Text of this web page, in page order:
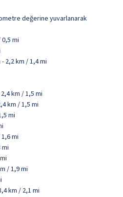
değerine yuvarlanarak
0,5 mi
2,2 km / 1,4 mi
km / 1,5 mi
km / 1,5 mi
mi
mi
/ 1,9 mi
km / 2,1 mi